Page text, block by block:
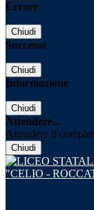
Errore
Chiudi
Successo
Chiudi
Informazione
Chiudi
Attendere...
Attendere il
Chiudi
"CELIO -